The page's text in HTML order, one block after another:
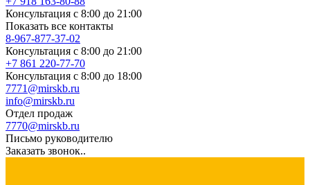
Консультация с 8:00 до 21:00
Показать все контакты
8-967-877-37-02
Консультация с 8:00 до 21:00
+7 861 220-77-70
Консультация с 8:00 до 18:00
7771@mirskb.ru
info@mirskb.ru
Отдел продаж
7770@mirskb.ru
Письмо руководителю
Заказать звонок..